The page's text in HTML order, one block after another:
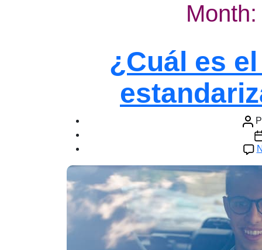
Month:
¿Cuál es
la